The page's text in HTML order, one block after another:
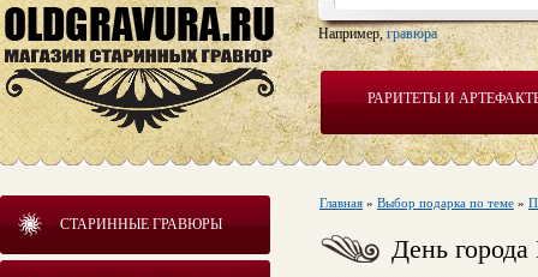
РАРИТЕТЫ И
Например,гравюра
СТАРИННЫЕ ГРАВЮРЫ
Главная » Выбор подарка по теме »
День